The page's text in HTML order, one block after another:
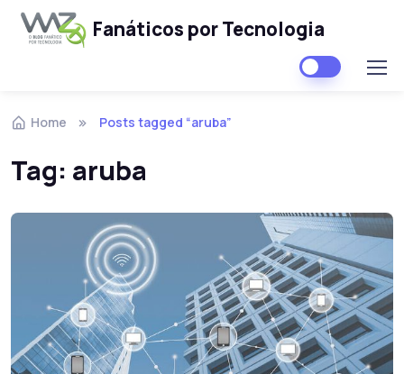
Fanáticos por Tecnologia
Home Posts tagged “aruba”
Tag: aruba